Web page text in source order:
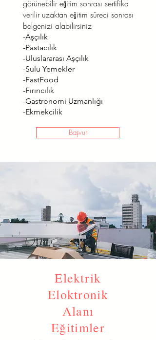
görünebilir eğitim sonrası sertifika
verilir uzaktan eğitim süreci sonrası
belgenizi alabilirsiniz
-Aşçılık
-Pastacılık
-Uluslararası Aşçılık
-Sulu Yemekler
-FastFood
-Fırıncılık
-Gastronomi Uzmanlığı
-Ekmekcilik
Başvur
Elektrik
Eloktronik
Alanı
Eğitimler